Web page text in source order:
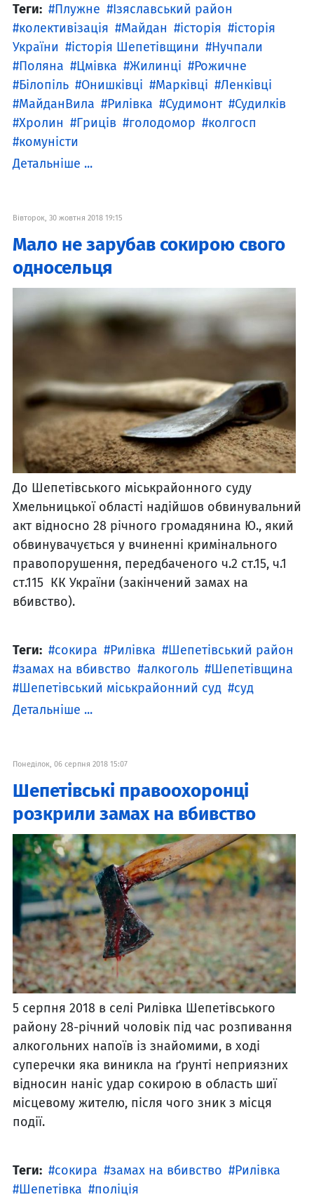
Теги: Плужне
Ізяславський район
колективізація
Майдан історія
історія
України
історія Шепетівщини
Нучпали
Поляна
Цмівка Жилинці
Рожичне
Білопіль
Онишківці Марківці
Ленківці
МайданВила
Рилівка Судимонт
Судилків
Хролин
Гриців голодомор
колгосп
комуністи
Детальніше ...
Вівторок, 30 жовтня 2018 19:15
Мало не зарубав сокирою свого
односельця
До Шепетівського міськрайонного суду
Хмельницької області надійшов обвинувальний
акт відносно 28 річного громадянина Ю., який
обвинувачується у вчиненні кримінального
правопорушення, передбаченого ч.2 ст.15, ч.1
ст.115 КК України (закінчений замах на
вбивство).
Теги: сокира Рилівка
Шепетівський район
замах на вбивство
алкоголь
Шепетівщина
Шепетівський міськрайонний суд
суд
Детальніше ...
Понеділок, 06 серпня 2018 15:07
Шепетівські правоохоронці
розкрили замах на вбивство
5 серпня 2018 в селі Рилівка Шепетівського
району 28-річний чоловік під час розпивання
алкогольних напоїв із знайомими, в ході
суперечки яка виникла на ґрунті неприязних
відносин наніс удар сокирою в область шиї
місцевому жителю, після чого зник з місця
події.
Теги: сокира замах на вбивство
Рилівка
Шепетівка
поліція